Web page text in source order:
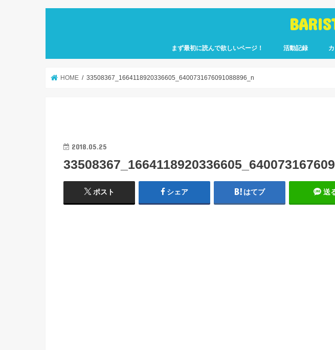
まず最初に読んで欲しいページ！
せにバリスタを目指したのか」
歩」を運営していきます！
活動記録
HOME 33508367_1664118920336605_6400731676091088896_n
2018.05.25
ポスト シェア はてブ 送